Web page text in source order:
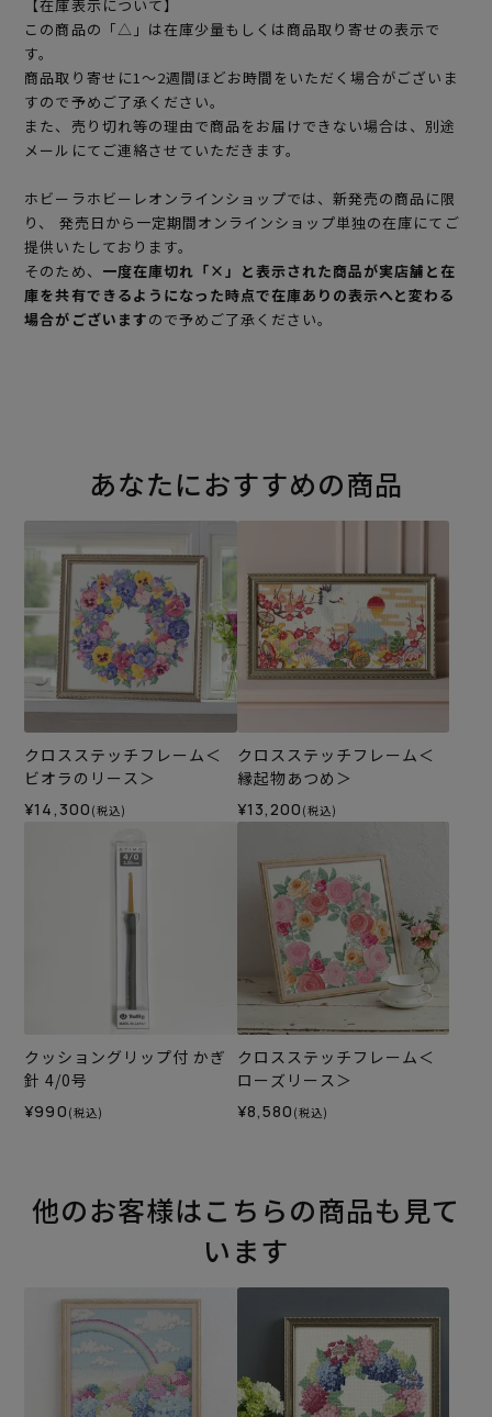
【在庫表示について】
この商品の「△」は在庫少量もしくは商品取り寄せの表示で
す。
商品取り寄せに1～2週間ほどお時間をいただく場合がございま
すので予めご了承ください。
また、売り切れ等の理由で商品をお届けできない場合は、別途
メールにてご連絡させていただきます。
ホビーラホビーレオンラインショップでは、新発売の商品に限
り、 発売日から一定期間オンラインショップ単独の在庫にてご
提供いたしております。
そのため、 一度在庫切れ「×」と表示された商品が実店舗と在
庫を共有できるようになった時点で在庫ありの表示へと変わる
場合がございますので予めご了承ください。
あなたにおすすめの商品
クロスステッチフレーム＜
ビオラのリース＞
¥14,300 (税込)
クロスステッチフレーム＜
縁起物あつめ＞
¥13,200 (税込)
クッショングリップ付 かぎ
針 4/0号
¥990 (税込)
クロスステッチフレーム＜
ローズリース＞
¥8,580 (税込)
他のお客様はこちらの商品も見て
います